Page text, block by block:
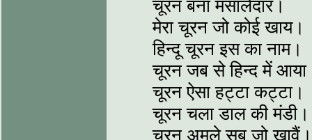
चूरन बना मसालेदार।
मेरा चूरन जो कोई खाय।
हिन्दू चूरन इस का नाम।
चूरन जब से हिन्द में
चूरन ऐसा हट्टा कट्टा।
चूरन चला डाल की मंडी।
चूरन अमले सब जो खावैं।